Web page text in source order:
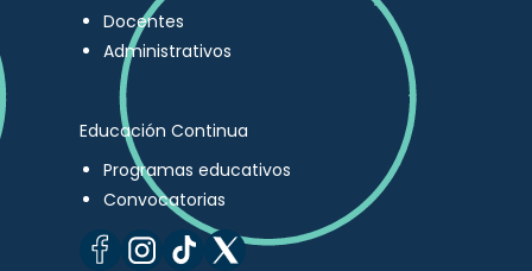
Docentes
Administrativos
Educación Continua
Programas educativos
Convocatorias